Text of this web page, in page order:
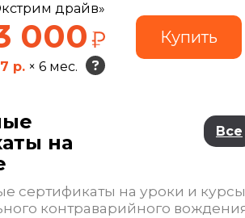
драйв»
000
р. × 6 мес.
на
Все
сертификаты на уроки и курсы
контраварийного